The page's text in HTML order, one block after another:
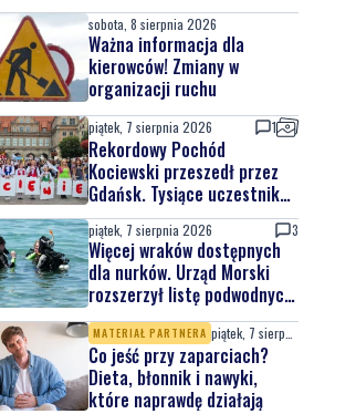
sobota, 8 sierpnia 2026
Ważna informacja dla
kierowców! Zmiany w
organizacji ruchu
piątek, 7 sierpnia 2026 1
Rekordowy Pochód
Kociewski przeszedł przez
Gdańsk. Tysiące uczestników
na jubileuszowej edycji
piątek, 7 sierpnia 2026 3
Więcej wraków dostępnych
dla nurków. Urząd Morski
rozszerzył listę podwodnych
atrakcji
MATERIAŁ PARTNERA
Co jeść przy zaparciach?
Dieta, błonnik i nawyki,
które naprawdę działają